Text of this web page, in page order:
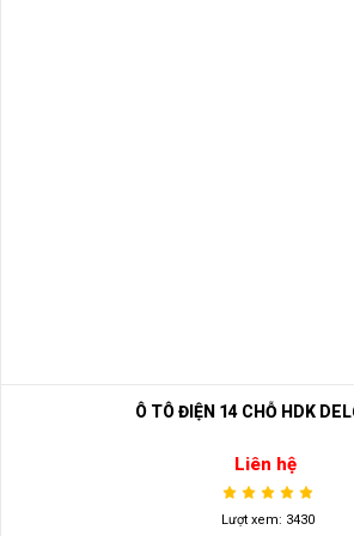
Ô TÔ ĐIỆN 14 CHỖ HDK
Liên hệ
Lượt xem: 3430